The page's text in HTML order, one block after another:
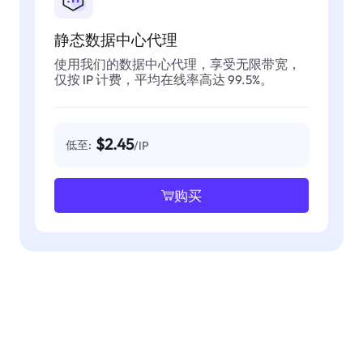
静态数据中心代理
使用我们的数据中心代理，享受无限带宽，
仅按 IP 计费，平均在线率高达 99.5%。
低至: $2.45/IP
购买